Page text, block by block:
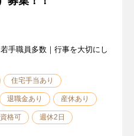
手職員多数｜行事を大切にし
住宅手当あり
退職金あり 産休あり
格可 週休2日